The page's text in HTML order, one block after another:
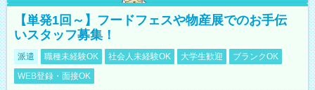
【単発1回～】フードフェスや物産展でのお手伝
いスタッフ募集！
派遣 職種未経験OK 社会人未経験OK 大学生歓迎
ブランクOK
WEB登録・面接OK